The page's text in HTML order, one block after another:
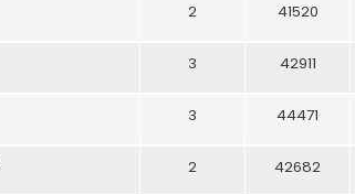
2 41520
3 42911
3 44471
2 42682